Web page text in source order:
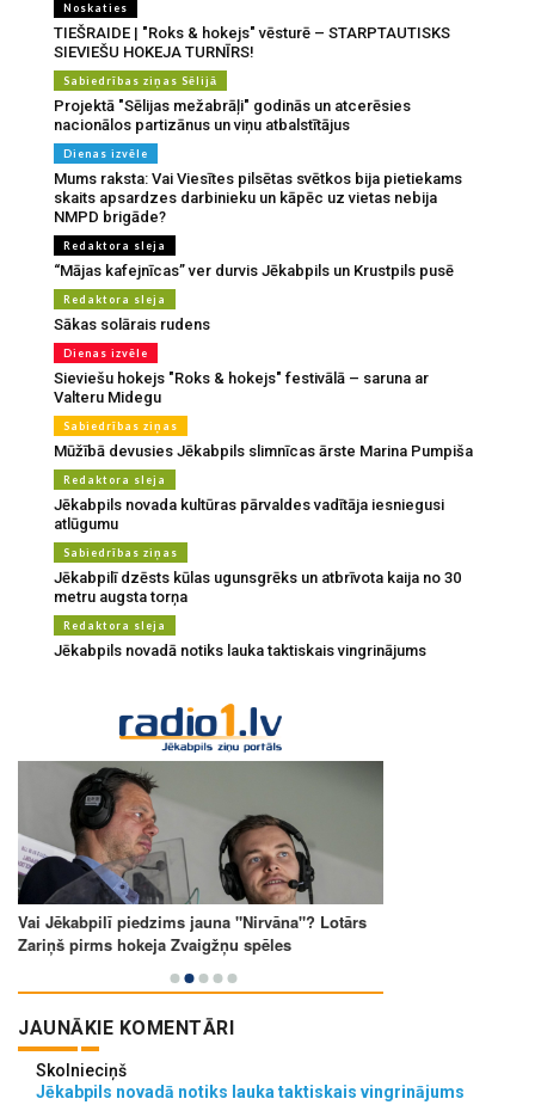
Noskaties
TIEŠRAIDE | "Roks & hokejs" vēsturē – STARPTAUTISKS
SIEVIEŠU HOKEJA TURNĪRS!
Sabiedrības ziņas Sēlijā
Projektā "Sēlijas mežabrāļi" godinās un atcerēsies
nacionālos partizānus un viņu atbalstītājus
Dienas izvēle
Mums raksta: Vai Viesītes pilsētas svētkos bija pietiekams
skaits apsardzes darbinieku un kāpēc uz vietas nebija
NMPD brigāde?
Redaktora sleja
“Mājas kafejnīcas” ver durvis Jēkabpils un Krustpils pusē
Redaktora sleja
Sākas solārais rudens
Dienas izvēle
Sieviešu hokejs "Roks & hokejs" festivālā – saruna ar
Valteru Midegu
Sabiedrības ziņas
Mūžībā devusies Jēkabpils slimnīcas ārste Marina Pumpiša
Redaktora sleja
Jēkabpils novada kultūras pārvaldes vadītāja iesniegusi
atlūgumu
Sabiedrības ziņas
Jēkabpilī dzēsts kūlas ugunsgrēks un atbrīvota kaija no 30
metru augsta torņa
Redaktora sleja
Jēkabpils novadā notiks lauka taktiskais vingrinājums
JAUNĀKIE KOMENTĀRI
Skolnieciņš
Jēkabpils novadā notiks lauka taktiskais vingrinājums